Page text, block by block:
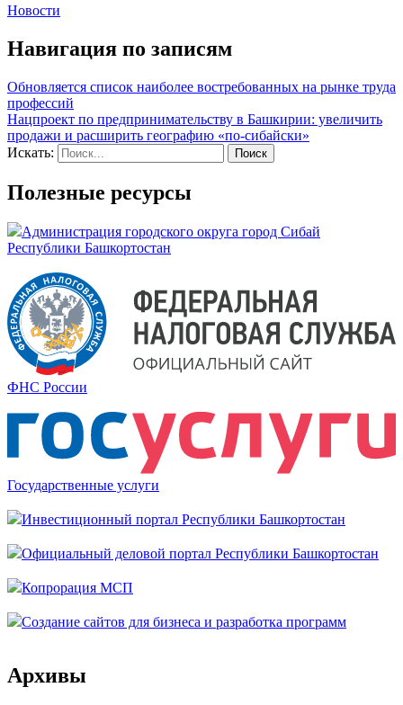
Новости
Навигация по записям
Обновляется список наиболее востребованных на рынке труда
профессий
Нацпроект по предпринимательству в Башкирии: увеличить
продажи и расширить географию «по-сибайски»
Искать:
Полезные ресурсы
Администрация городского округа город Сибай
Республики Башкортостан
ФНС России
Государственные услуги
Инвестиционный портал Республики Башкортостан
Официальный деловой портал Республики Башкортостан
Копрорация МСП
Создание сайтов для бизнеса и разработка программ
Архивы